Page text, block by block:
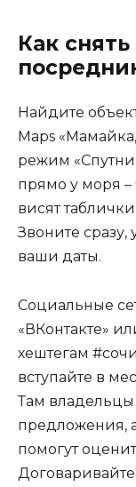
Как
Найдите
Maps
режим
прямо у моря –
висят
Звоните сразу,
ваши даты.
Социальные
«ВКонтакте»
хештегам
вступайте в
Там владельцы
предложения,
помогут